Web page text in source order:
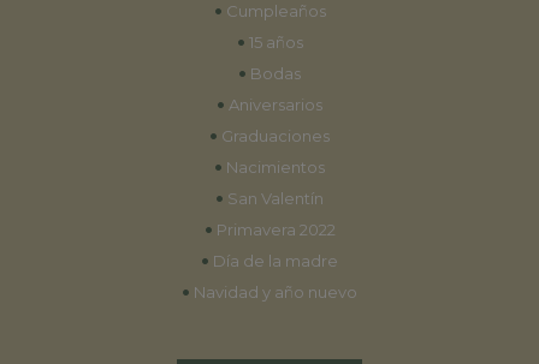
• Cumpleaños
• 15 años
• Bodas
• Aniversarios
• Graduaciones
• Nacimientos
• San Valentín
• Primavera 2022
• Día de la madre
• Navidad y año nuevo